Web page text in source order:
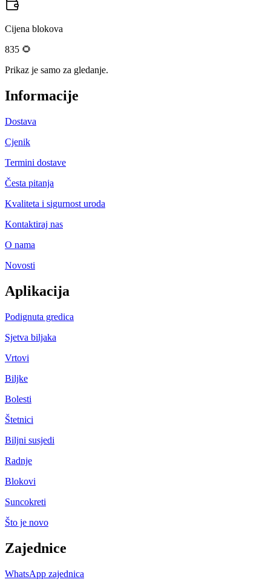
Cijena blokova
835 🌻
Prikaz je samo za gledanje.
Informacije
Dostava
Cjenik
Termini dostave
Česta pitanja
Kvaliteta i sigurnost uroda
Kontaktiraj nas
O nama
Novosti
Aplikacija
Podignuta gredica
Sjetva biljaka
Vrtovi
Biljke
Bolesti
Štetnici
Biljni susjedi
Radnje
Blokovi
Suncokreti
Što je novo
Zajednice
WhatsApp zajednica